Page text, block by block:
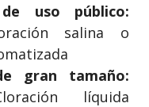
uso público:
salina o
gran tamaño:
líquida